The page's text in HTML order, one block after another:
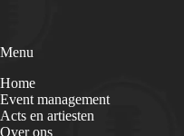
Menu
Home
Event management
Acts en artiesten
Over ons